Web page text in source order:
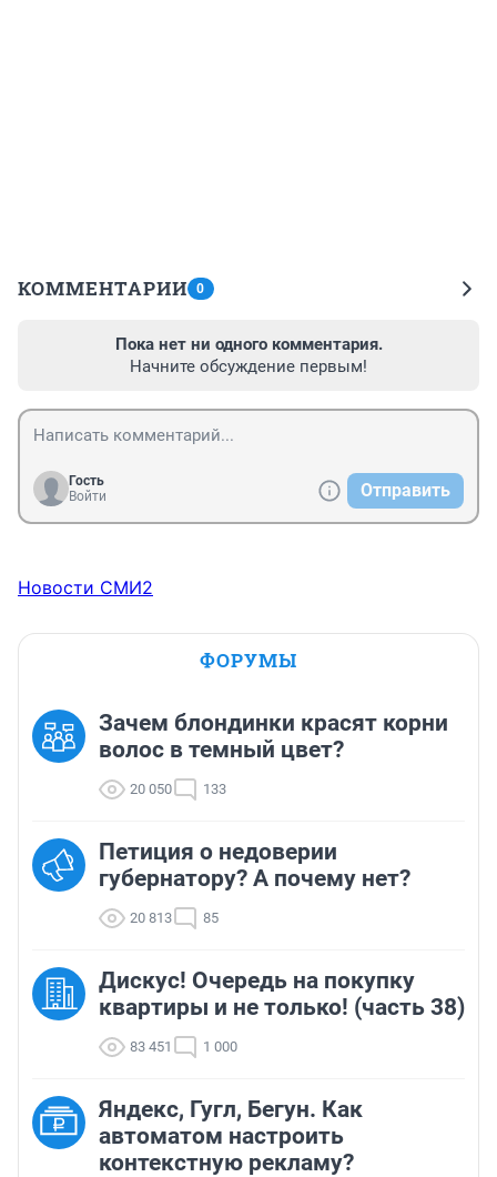
КОММЕНТАРИИ 0
Пока нет ни одного комментария.
Начните обсуждение первым!
Гость
Войти
Отправить
Новости СМИ2
ФОРУМЫ
Зачем блондинки красят корни
волос в темный цвет?
20 050 133
Петиция о недоверии
губернатору? А почему нет?
20 813 85
Дискус! Очередь на покупку
квартиры и не только! (часть 38)
83 451 1 000
Яндекс, Гугл, Бегун. Как
автоматом настроить
контекстную рекламу?